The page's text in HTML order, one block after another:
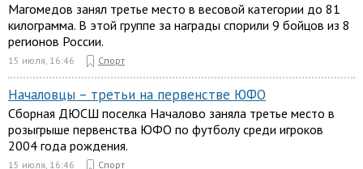
Магомедов занял третье место в весовой категории до 81
килограмма. В этой группе за награды спорили 9 бойцов из 8
регионов России.
15 июля, 16:46 Спорт
Началовцы – третьи на первенстве ЮФО
Сборная ДЮСШ поселка Началово заняла третье место в
розыгрыше первенства ЮФО по футболу среди игроков
2004 года рождения.
15 июля, 16:46 Спорт